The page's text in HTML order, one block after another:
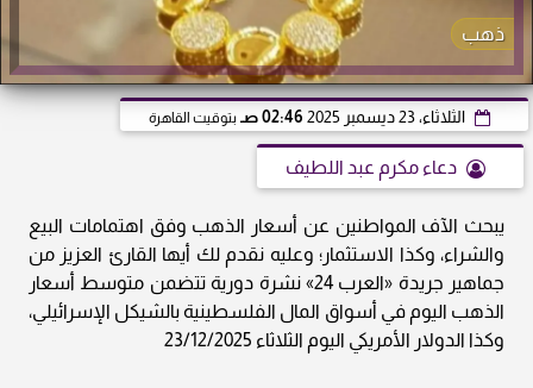
ذهب
الثلاثاء، 23 ديسمبر 2025 02:46 صـ بتوقيت القاهرة
دعاء مكرم عبد اللطيف
يبحث الآف المواطنين عن أسعار الذهب وفق اهتمامات البيع
والشراء، وكذا الاستثمار؛ وعليه نقدم لك أيها القارئ العزيز من
جماهير جريدة «العرب 24» نشرة دورية تتضمن متوسط أسعار
الذهب اليوم في أسواق المال الفلسطينية بالشيكل الإسرائيلي،
وكذا الدولار الأمريكي اليوم الثلاثاء 23/12/2025